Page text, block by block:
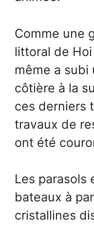
Comme une
littoral de
même a subi
côtière à la
ces derniers
travaux de
ont été
Les parasols
bateaux à
cristallines